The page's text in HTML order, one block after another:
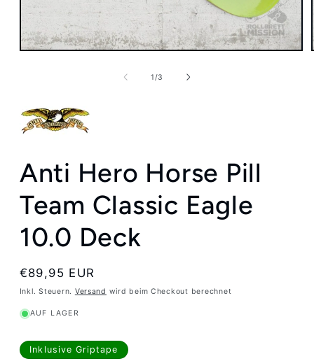
Medien
1/von
3
Anti Hero Horse Pill
Team Classic Eagle
10.0 Deck
Normaler
Preis
€89,95 EUR
Inkl. Steuern. Versand wird beim Checkout berechnet
AUF LAGER
Inklusive Griptape